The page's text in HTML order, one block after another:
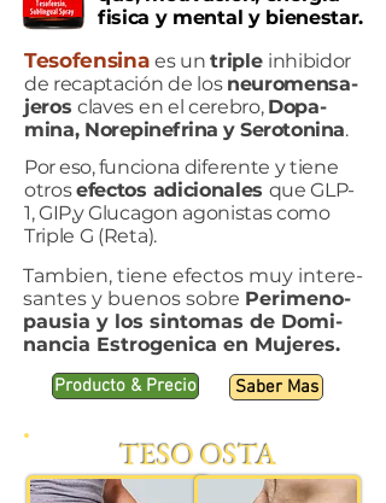
fisica y mental y bienestar.
Tesofensina es untriple inhibidor
de recaptación de los neuromensa-
jerosclaves en el cerebro, Dopa-
mina, Norepinefrina y Serotonina.
Por eso,funciona diferente y tiene
otrosefectos adicionales que GLP-
1, GIP,y Glucagon agonistas como
Triple G (Reta).
Tambien, tiene efectos muy intere-
santes y buenos sobre Perimeno-
pausia y los sintomas de Domi-
nancia Estrogenica en Mujeres.
Producto & Precio Saber Mas
TESO OSTA